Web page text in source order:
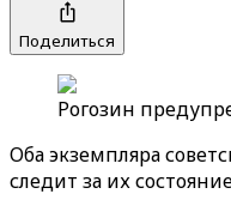
Поделиться
Рогозин
Оба экземпляра
следит за их